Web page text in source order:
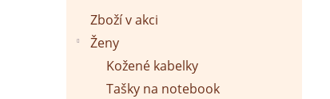
Zboží v akci
Ženy
Kožené kabelky
Tašky na notebook